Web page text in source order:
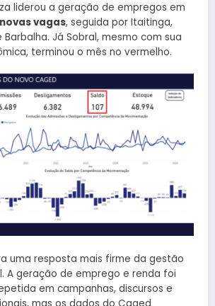
liderou a geração de empregos em
novas vagas, seguida por Itaitinga,
Já Sobral, mesmo com sua
terminou o mês no vermelho.
uma resposta mais firme da gestão
A geração de emprego e renda foi
em campanhas, discursos e